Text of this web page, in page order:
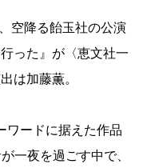
空降る飴玉社の公演
った』が〈恵文社一
は加藤薫。
ワードに据えた作品
一夜を過ごす中で、